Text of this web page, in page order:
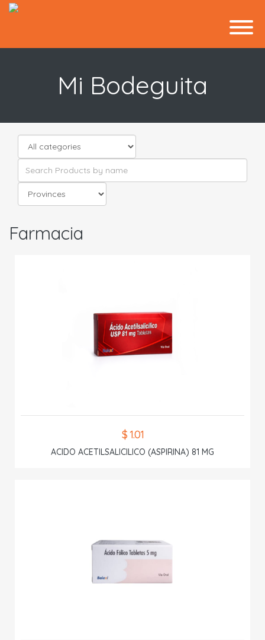
Mi Bodeguita
Farmacia
$ 1.01
ACIDO ACETILSALICILICO (ASPIRINA) 81 MG